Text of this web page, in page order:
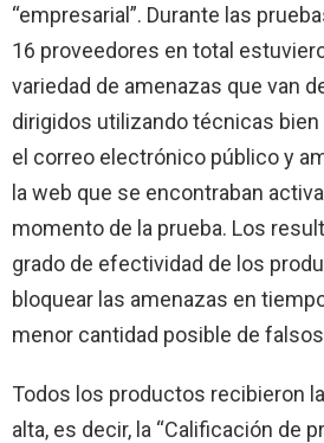
“empresarial”. Durante las
16 proveedores en total
variedad de amenazas que van
dirigidos utilizando técnicas
el correo electrónico público y
la web que se encontraban
momento de la prueba. Los
grado de efectividad de los
bloquear las amenazas en
menor cantidad posible de
Todos los productos recibieron
alta, es decir, la “Calificación de